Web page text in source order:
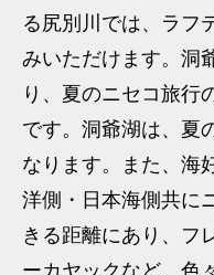
る尻別川では、ラフ
みいただけます。洞
り、夏のニセコ旅行
です。洞爺湖は、夏
なります。また、海
洋側・日本海側共に
きる距離にあり、フ
ーカヤックなど、色